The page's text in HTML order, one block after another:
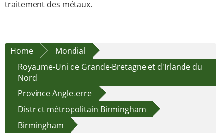
traitement des métaux.
Home
Mondial
Royaume-Uni de Grande-Bretagne et d'Irlande du
Nord
Province Angleterre
District métropolitain Birmingham
Birmingham